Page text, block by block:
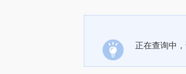
正在查询中